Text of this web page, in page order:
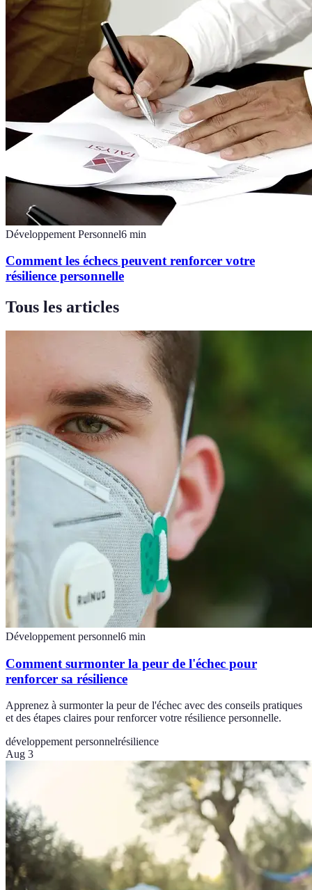
Développement Personnel6 min
Comment les échecs peuvent renforcer votre
résilience personnelle
Tous les articles
Développement personnel6 min
Comment surmonter la peur de l'échec pour
renforcer sa résilience
Apprenez à surmonter la peur de l'échec avec des conseils pratiques
et des étapes claires pour renforcer votre résilience personnelle.
développement personnelrésilience
Aug 3